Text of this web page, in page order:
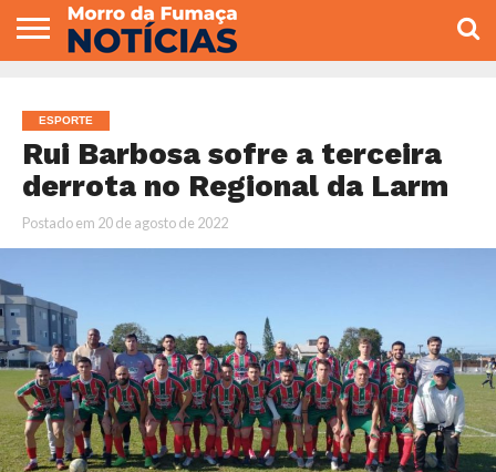
VEREADORES
ESPORTE
Rui Barbosa sofre a terceira
derrota no Regional da Larm
Postado em 20 de agosto de 2022